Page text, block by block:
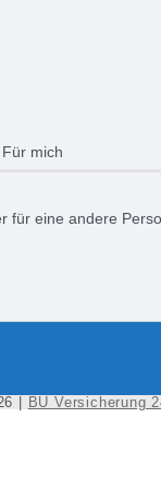
Für mich
für eine andere
| BU Versicherung